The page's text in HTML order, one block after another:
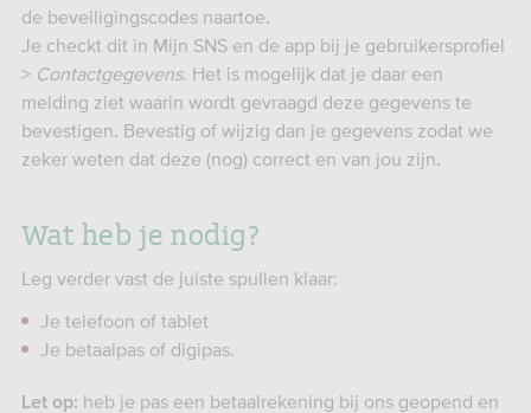
de beveiligingscodes naartoe.
Je checkt dit in Mijn SNS en de app bij je gebruikersprofiel
> Contactgegevens. Het is mogelijk dat je daar een
melding ziet waarin wordt gevraagd deze gegevens te
bevestigen. Bevestig of wijzig dan je gegevens zodat we
zeker weten dat deze (nog) correct en van jou zijn.
Wat heb je nodig?
Leg verder vast de juiste spullen klaar:
Je telefoon of tablet
Je betaalpas of digipas.
Let op: heb je pas een betaalrekening bij ons geopend en